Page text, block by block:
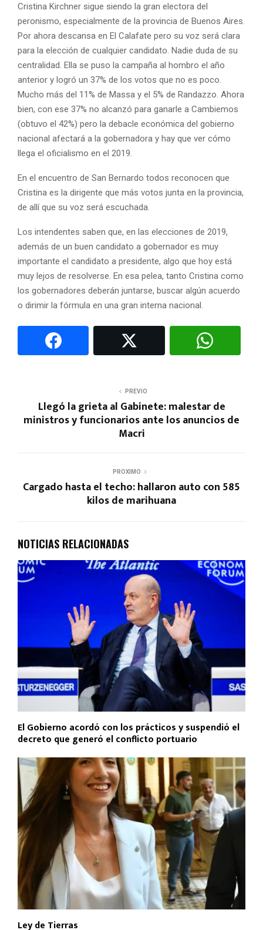
Cristina Kirchner sigue siendo la gran electora del
peronismo, especialmente de la provincia de Buenos Aires.
Por ahora descansa en El Calafate pero su voz será clara
para la elección de cualquier candidato. Nadie duda de su
centralidad. Ella se puso la campaña al hombro el año
anterior y logró un 37% de los votos que no es poco.
Mucho más del 11% de Massa y el 5% de Randazzo. Ahora
bien, con ese 37% no alcanzó para ganarle a Cambiemos
(obtuvo el 42%) pero la debacle económica del gobierno
nacional afectará a la gobernadora y hay que ver cómo
llega el oficialismo en el 2019.
En el encuentro de San Bernardo todos reconocen que
Cristina es la dirigente que más votos junta en la provincia,
de allí que su voz será escuchada.
Los intendentes saben que, en las elecciones de 2019,
además de un buen candidato a gobernador es muy
importante el candidato a presidente, algo que hoy está
muy lejos de resolverse. En esa pelea, tanto Cristina como
los gobernadores deberán juntarse, buscar algún acuerdo
o dirimir la fórmula en una gran interna nacional.
PREVIO
Llegó la grieta al Gabinete: malestar de
ministros y funcionarios ante los anuncios de
Macri
PROXIMO
Cargado hasta el techo: hallaron auto con 585
kilos de marihuana
NOTICIAS RELACIONADAS
El Gobierno acordó con los prácticos y suspendió el
decreto que generó el conflicto portuario
Ley de Tierras